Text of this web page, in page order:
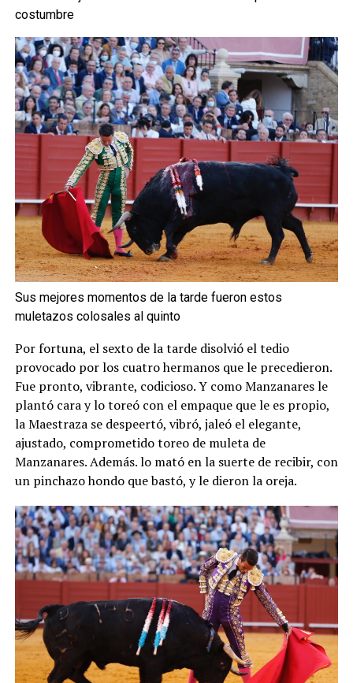
costumbre
Sus mejores momentos de la tarde fueron estos
muletazos colosales al quinto
Por fortuna, el sexto de la tarde disolvió el tedio
provocado por los cuatro hermanos que le precedieron.
Fue pronto, vibrante, codicioso. Y como Manzanares le
plantó cara y lo toreó con el empaque que le es propio,
la Maestraza se despeertó, vibró, jaleó el elegante,
ajustado, comprometido toreo de muleta de
Manzanares. Además. lo mató en la suerte de recibir, con
un pinchazo hondo que bastó, y le dieron la oreja.